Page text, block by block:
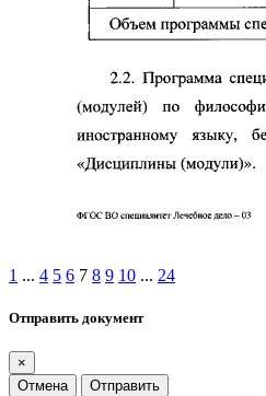
1 ... 4 5 6 7 8 9 10 ... 24
Отправить документ
×
Отмена
Отправить